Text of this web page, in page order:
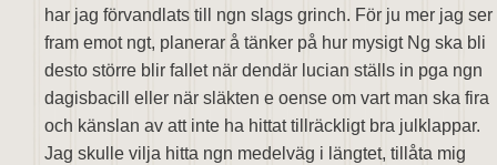
har jag förvandlats till ngn slags grinch. För ju mer jag ser
fram emot ngt, planerar å tänker på hur mysigt Ng ska bli
desto större blir fallet när dendär lucian ställs in pga ngn
dagisbacill eller när släkten e oense om vart man ska fira
och känslan av att inte ha hittat tillräckligt bra julklappar.
Jag skulle vilja hitta ngn medelväg i längtet, tillåta mig